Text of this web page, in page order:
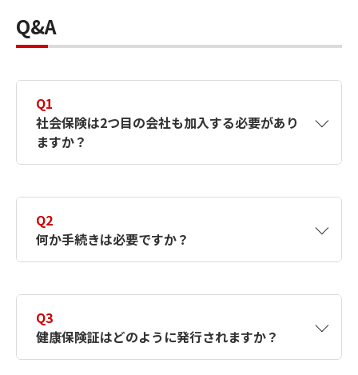
Q&A
Q1
社会保険は2つ目の会社も加入する必要があり
ますか？
A社、B社それぞれで社会保険の加入要件を満
たすと、A社、B社両方で社会保険に加入する
こととなります。例えば、次のような働き方
A社で法人の代表者かつ、B社で正社員と
Q2
何か手続きは必要ですか？
同時に2カ所以上の事業所で社会保険の加入要
件を満たした場合、いずれか1つの事業所を主
Q3
健康保険証はどのように発行されますか？